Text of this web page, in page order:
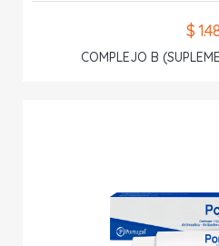
$
COMPLEJO B